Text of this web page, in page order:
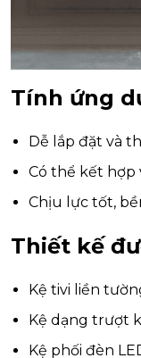
Tính ứng
Dễ lắp đặt và
Có thể kết hợp
Chịu lực tốt,
Thiết kế
Kệ tivi liền
Kệ dạng trượt
Kệ phối đèn